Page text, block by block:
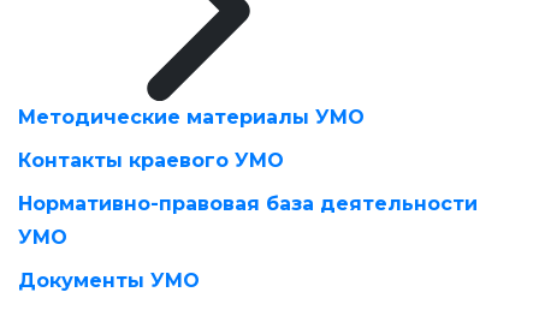
Методические материалы УМО
Контакты краевого УМО
Нормативно-правовая база деятельности
УМО
Документы УМО